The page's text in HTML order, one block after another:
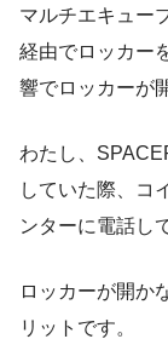
マルチエキュー
経由でロッカー
響でロッカーが
わたし、
していた際、コ
ンターに電話し
ロッカーが開か
リットです。